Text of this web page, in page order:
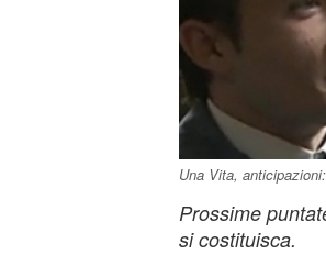
Una Vita,
Prossime
si costituisca.